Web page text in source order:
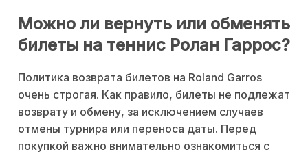
Можно ли вернуть или обменять
билеты на теннис Ролан Гаррос?
Политика возврата билетов на Roland Garros
очень строгая. Как правило, билеты не подлежат
возврату и обмену, за исключением случаев
отмены турнира или переноса даты. Перед
покупкой важно внимательно ознакомиться с